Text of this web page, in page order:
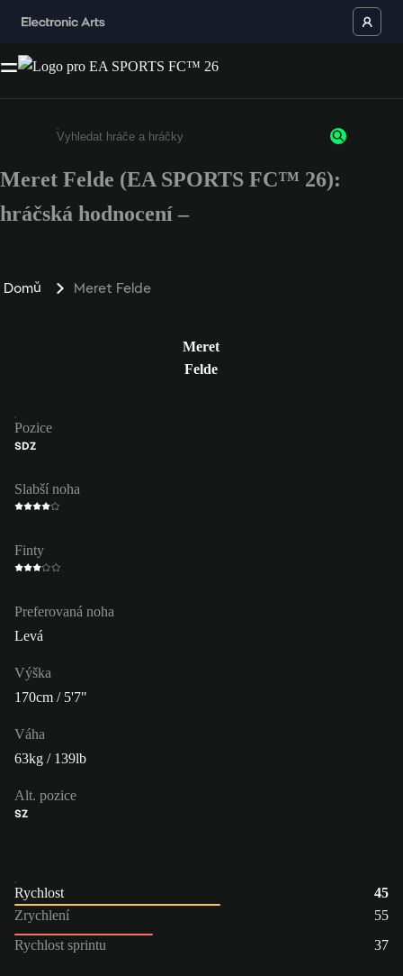
Enter a minimum of 3 characters or numbers
Meret Felde (EA SPORTS FC™ 26):
hráčská hodnocení –
Domů Meret Felde
Meret
Felde
Pozice
SDZ
Slabší noha
Finty
Preferovaná noha
Levá
Výška
170cm / 5'7"
Váha
63kg / 139lb
Alt. pozice
SZ
Rychlost
45
Zrychlení
55
Rychlost sprintu
37